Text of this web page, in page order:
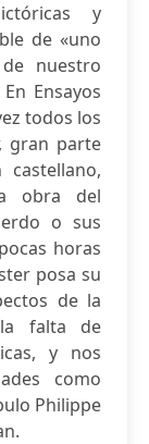
y
de «uno
nuestro
Ensayos
todos los
gran parte
obra del
o sus
horas
posa su
de la
falta de
y nos
como
Philippe